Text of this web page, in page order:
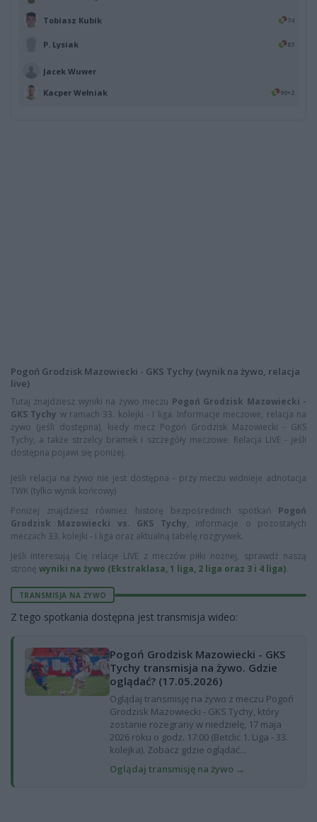
Tobiasz Kubik 74
P. Lysiak 83
Jacek Wuwer
Kacper Wełniak 90+2
Pogoń Grodzisk Mazowiecki - GKS Tychy (wynik na żywo, relacja
live)
Tutaj znajdziesz wyniki na żywo meczu Pogoń Grodzisk Mazowiecki -
GKS Tychy w ramach 33. kolejki - I liga. Informacje meczowe, relacja na
żywo (jeśli dostępna), kiedy mecz Pogoń Grodzisk Mazowiecki - GKS
Tychy, a także strzelcy bramek i szczegóły meczowe. Relacja LIVE - jeśli
dostępna pojawi się poniżej.
Jeśli relacja na żywo nie jest dostępna - przy meczu widnieje adnotacja
TWK (tylko wynik końcowy)
Poniżej znajdziesz również historę bezpośrednich spotkań Pogoń
Grodzisk Mazowiecki vs. GKS Tychy, informacje o pozostałych
meczach 33. kolejki - I liga oraz aktualną tabelę rozgrywek.
Jeśli interesują Cię relacje LIVE z meczów piłki nożnej, sprawdź naszą
stronę wyniki na żywo (Ekstraklasa, 1 liga, 2 liga oraz 3 i 4 liga).
TRANSMISJA NA ŻYWO
Z tego spotkania dostępna jest transmisja wideo:
Pogoń Grodzisk Mazowiecki - GKS
Tychy transmisja na żywo. Gdzie
oglądać? (17.05.2026)
Oglądaj transmisję na żywo z meczu Pogoń
Grodzisk Mazowiecki - GKS Tychy, który
zostanie rozegrany w niedzielę, 17 maja
2026 roku o godz. 17:00 (Betclic 1. Liga - 33.
kolejka). Zobacz gdzie oglądać...
Oglądaj transmisję na żywo →